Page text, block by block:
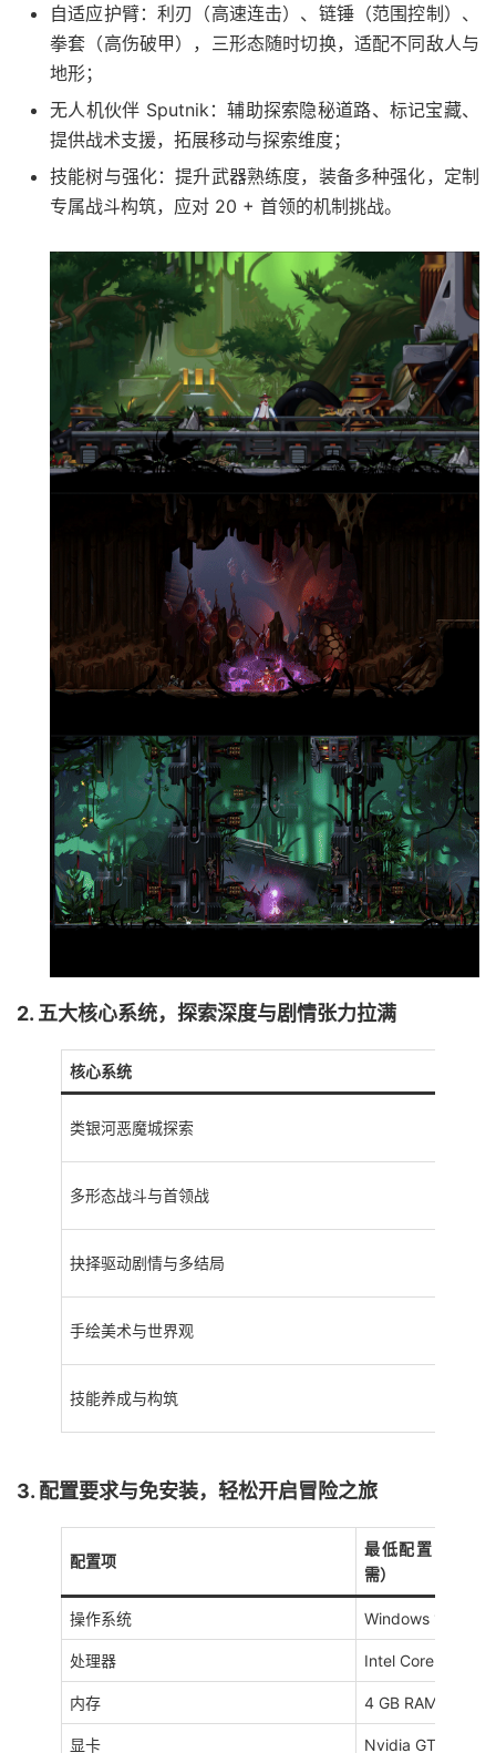
自适应护臂：利刃（高速连击）、链锤（范围控制）、
拳套（高伤破甲），三形态随时切换，适配不同敌人与
地形；
无人机伙伴 Sputnik：辅助探索隐秘道路、标记宝藏、
提供战术支援，拓展移动与探索维度；
技能树与强化：提升武器熟练度，装备多种强化，定制
专属战斗构筑，应对 20 + 首领的机制挑战。
2. 五大核心系统，探索深度与剧情张力拉满
核心系统
类银河恶魔城探索
多形态战斗与首领战
抉择驱动剧情与多结局
手绘美术与世界观
技能养成与构筑
3. 配置要求与免安装，轻松开启冒险之旅
配置项
最低配置（64 位
需）
操作系统 Windows 10（64
处理器 Intel Core i5
内存 4 GB RAM
显卡 Nvidia GTX 950 /